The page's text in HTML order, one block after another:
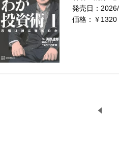
発売日：
価格：￥1320